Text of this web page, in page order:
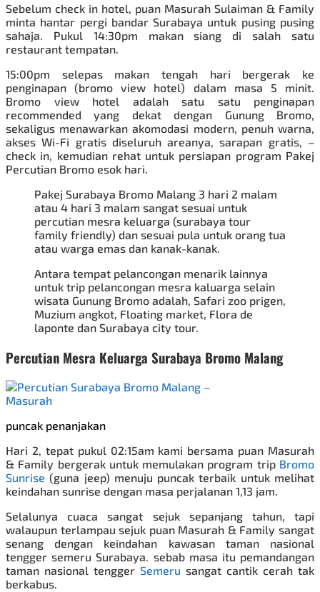
Sebelum check in hotel, puan Masurah Sulaiman & Family
minta hantar pergi bandar Surabaya untuk pusing pusing
sahaja. Pukul 14:30pm makan siang di salah satu
restaurant tempatan.
15:00pm selepas makan tengah hari bergerak ke
penginapan (bromo view hotel) dalam masa 5 minit.
Bromo view hotel adalah satu satu penginapan
recommended yang dekat dengan Gunung Bromo,
sekaligus menawarkan akomodasi modern, penuh warna,
akses Wi-Fi gratis diseluruh areanya, sarapan gratis, –
check in, kemudian rehat untuk persiapan program Pakej
Percutian Bromo esok hari.
Pakej Surabaya Bromo Malang 3 hari 2 malam
atau 4 hari 3 malam sangat sesuai untuk
percutian mesra keluarga (surabaya tour
family friendly) dan sesuai pula untuk orang tua
atau warga emas dan kanak-kanak.
Antara tempat pelancongan menarik lainnya
untuk trip pelancongan mesra kaluarga selain
wisata Gunung Bromo adalah, Safari zoo prigen,
Muzium angkot, Floating market, Flora de
laponte dan Surabaya city tour.
Percutian Mesra Keluarga Surabaya Bromo Malang
puncak penanjakan
Hari 2, tepat pukul 02:15am kami bersama puan Masurah
& Family bergerak untuk memulakan program trip Bromo
Sunrise (guna jeep) menuju puncak terbaik untuk melihat
keindahan sunrise dengan masa perjalanan 1,13 jam.
Selalunya cuaca sangat sejuk sepanjang tahun, tapi
walaupun terlampau sejuk puan Masurah & Family sangat
senang dengan keindahan kawasan taman nasional
tengger semeru Surabaya. sebab masa itu pemandangan
taman nasional tengger Semeru sangat cantik cerah tak
berkabus.